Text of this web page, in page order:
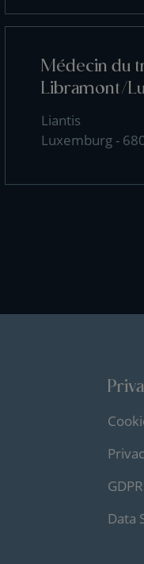
Médecin du
Libramont/
Liantis
Luxemburg -
Data